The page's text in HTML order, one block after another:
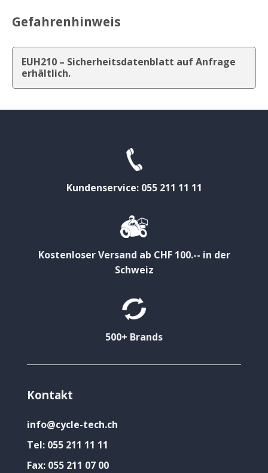
Gefahrenhinweis
EUH210 – Sicherheitsdatenblatt auf Anfrage
erhältlich.
Kundenservice: 055 211 11 11
Kostenloser Versand ab CHF 100.-- in der
Schweiz
500+ Brands
Kontakt
info@cycle-tech.ch
Tel: 055 211 11 11
Fax: 055 211 07 00